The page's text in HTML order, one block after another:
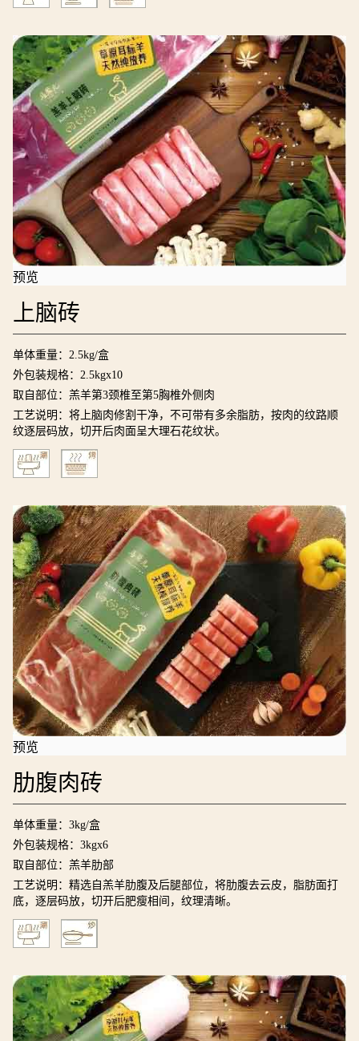
预览
上脑砖
单体重量：2.5kg/盒
外包装规格：2.5kgx10
取自部位：羔羊第3颈椎至第5胸椎外侧肉
工艺说明：将上脑肉修割干净，不可带有多余脂肪，按肉的纹路顺
纹逐层码放，切开后肉面呈大理石花纹状。
预览
肋腹肉砖
单体重量：3kg/盒
外包装规格：3kgx6
取自部位：羔羊肋部
工艺说明：精选自羔羊肋腹及后腿部位，将肋腹去云皮，脂肪面打
底，逐层码放，切开后肥瘦相间，纹理清晰。